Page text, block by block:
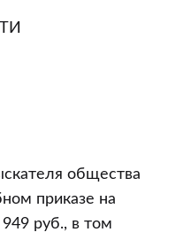
общества
приказе на
руб., в том